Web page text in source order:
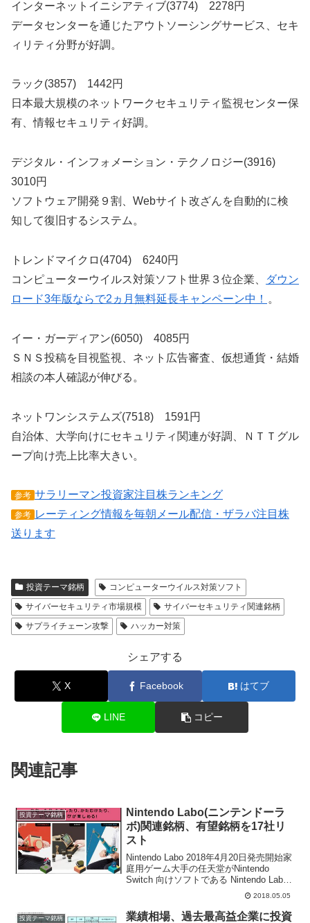
インターネットイニシアティブ(3774) 2278円
データセンターを通じたアウトソーシングサービス、セキ
ィリティ分野が好調。
ラック(3857) 1442円
日本最大規模のネットワークセキュリティ監視センター保
有、情報セキュリティ好調。
デジタル・インフォメーション・テクノロジー(3916)
3010円
ソフトウェア開発９割、Webサイト改ざんを自動的に検
知して復旧するシステム。
トレンドマイクロ(4704) 6240円
コンピューターウイルス対策ソフト世界３位企業、
ダウン
ロード3年版ならで2ヵ月無料延長キャンペーン中！ 。
イー・ガーディアン(6050) 4085円
ＳＮＳ投稿を目視監視、ネット広告審査、仮想通貨・結婚
相談の本人確認が伸びる。
ネットワンシステムズ(7518) 1591円
自治体、大学向けにセキュリティ関連が好調、ＮＴＴグル
ープ向け売上比率大きい。
参考 サラリーマン投資家注目株ランキング
参考 レーティング情報を毎朝メール配信・ザラバ注目株
送ります
投資テーマ銘柄
コンピューターウイルス対策ソフト
サイバーセキュリティ市場規模
サイバーセキュリティ関連銘柄
サプライチェーン攻撃
ハッカー対策
シェアする
X Facebook はてブ
LINE コピー
関連記事
投資テーマ銘柄
Nintendo Labo(ニンテンドーラ
ボ)関連銘柄、有望銘柄を17社リ
スト
Nintendo Labo 2018年4月20日発売開始家
庭用ゲーム大手の任天堂がNintendo
Switch 向けソフトである Nintendo Labo
を2018年4月20日から発売開始した。株
式市場ではポケモンＧＯ関連銘柄、ニン
テ...
2018.05.05
投資テーマ銘柄
業績相場、過去最高益企業に投資